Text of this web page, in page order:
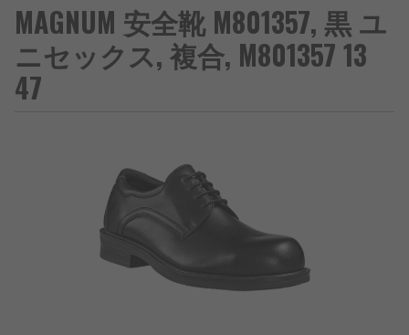
MAGNUM 安全靴 M801357, 黒 ユ
ニセックス, 複合, M801357 13
47